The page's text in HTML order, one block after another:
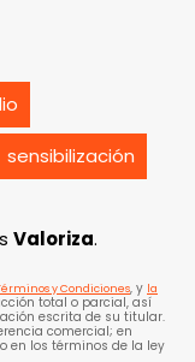
sensibilización
Valoriza.
y Condiciones, y la
total o parcial, así
escrita de su titular.
comercial; en
en los términos de la ley